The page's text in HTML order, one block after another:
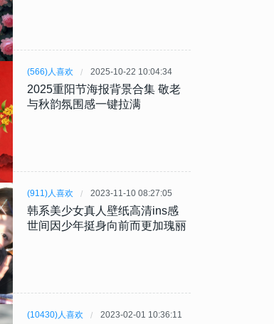
(566)人喜欢 2025-10-22 10:04:34
2025重阳节海报背景合集 敬老
与秋韵氛围感一键拉满
(911)人喜欢 2023-11-10 08:27:05
韩系美少女真人壁纸高清ins感
世间因少年挺身向前而更加瑰丽
(10430)人喜欢 2023-02-01 10:36:11